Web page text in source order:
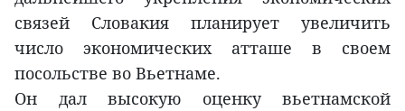
связей Словакия планирует увеличить
число экономических атташе в своем
посольстве во Вьетнаме.
Он дал высокую оценку вьетнамской